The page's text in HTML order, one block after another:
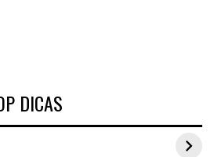
DICAS
Estilo Pop Plus:
looks plus size
As peças que
fizeram